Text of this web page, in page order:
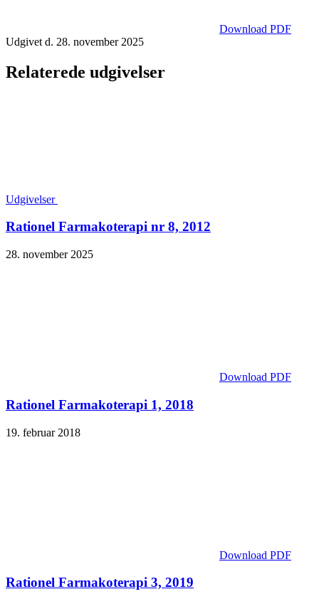
Download PDF
Udgivet d. 28. november 2025
Relaterede udgivelser
Udgivelser
Rationel Farmakoterapi nr 8, 2012
28. november 2025
Download PDF
Rationel Farmakoterapi 1, 2018
19. februar 2018
Download PDF
Rationel Farmakoterapi 3, 2019